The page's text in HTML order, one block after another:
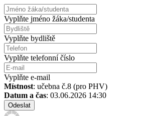
Vyplňte jméno žáka/studenta
Vyplňte bydliště
Vyplňte telefonní číslo
Vyplňte e-mail
Místnost: učebna č.8 (pro PHV)
Datum a čas: 03.06.2026 14:30
Odeslat